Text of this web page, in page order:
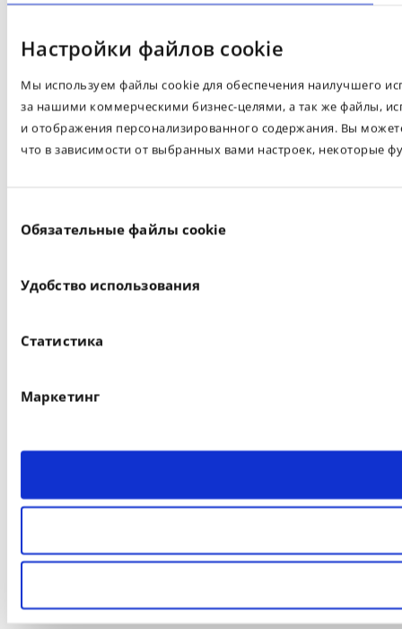
Настройки файлов cookie
Мы используем файлы cookie для обеспечения наилучшего
за нашими коммерческими бизнес-целями, а так же файлы,
и отображения персонализированного содержания. Вы
что в зависимости от выбранных вами настроек, некоторые
согласия
Обязательные файлы cookie
Удобство использования
Статистика
Маркетинг